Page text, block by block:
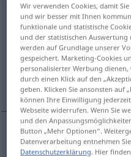
izolatkaf <-i;gen-tek>
Übersicht aller
(Für mehr Details die
Einzelzelle,
Einzelzellef izolatka
Wir verwenden Cookies, damit
und wir besser mit Ihnen
funktionale und statistische
und der statistischen
werden auf Grundlage unserer
gespeichert. Marketing-Cookies
personalisierter Werbung
durch einen Klick auf den
geben. Klicken Sie ansonsten auf
können Ihre Einwilligung
Webseite widerrufen. Wenn Sie
und den
Button „Mehr Optionen“.
Datenverarbeitung entnehmen
Datenschutzerklärung. Hier